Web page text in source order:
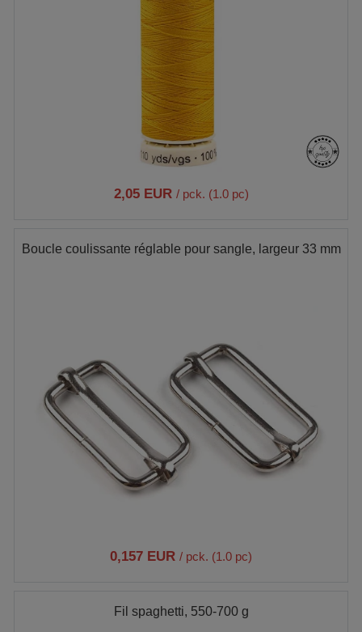
2,05 EUR / pck. (1.0 pc)
Boucle coulissante réglable pour sangle, largeur 33 mm
0,157 EUR / pck. (1.0 pc)
Fil spaghetti, 550-700 g